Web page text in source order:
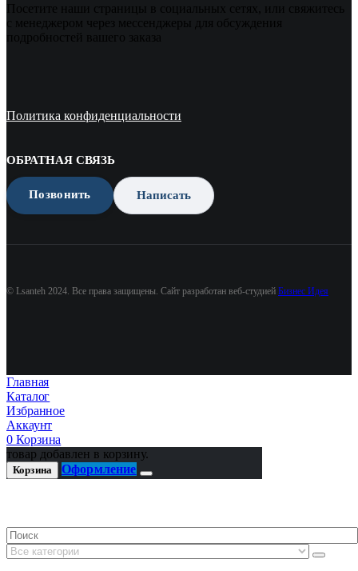
Посетите наши страницы в социальных сетях, или свяжитесь
с менеджером через мессенджеры для обсуждения
подробностей вашего заказа
Политика конфиденциальности
ОБРАТНАЯ СВЯЗЬ
Позвонить Написать
© Lsanteh 2024. Все права защищены. Сайт разработан веб-студией Бизнес Идея
Главная
Каталог
Избранное
Аккаунт
0 Корзина
товар добавлен в корзину.
Корзина Оформление